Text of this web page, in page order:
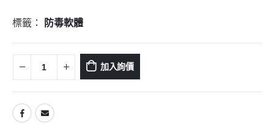
標籤： 防毒軟體
加入詢價